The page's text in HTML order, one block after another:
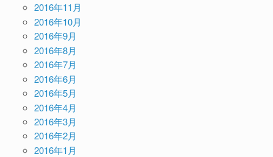
2016年11月
2016年10月
2016年9月
2016年8月
2016年7月
2016年6月
2016年5月
2016年4月
2016年3月
2016年2月
2016年1月